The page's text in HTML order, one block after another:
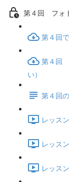
第４回 フォ
第４回
第４回
い）
第４回
レッス
レッス
レッス